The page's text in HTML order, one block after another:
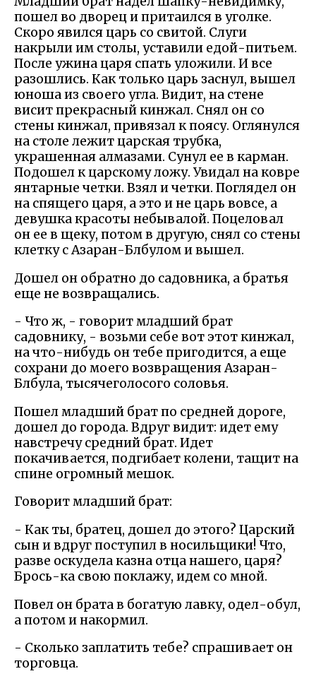
пошел во дворец и притаился в уголке.
Скоро явился царь со свитой. Слуги
накрыли им столы, уставили едой-питьем.
После ужина царя спать уложили. И все
разошлись. Как только царь заснул, вышел
юноша из своего угла. Видит, на стене
висит прекрасный кинжал. Снял он со
стены кинжал, привязал к поясу. Оглянулся
на столе лежит царская трубка,
украшенная алмазами. Сунул ее в карман.
Подошел к царскому ложу. Увидал на ковре
янтарные четки. Взял и четки. Поглядел он
на спящего царя, а это и не царь вовсе, а
девушка красоты небывалой. Поцеловал
он ее в щеку, потом в другую, снял со стены
клетку с Азаран-Блбулом и вышел.
Дошел он обратно до садовника, а братья
еще не возвращались.
- Что ж, - говорит младший брат
садовнику, - возьми себе вот этот кинжал,
на что-нибудь он тебе пригодится, а еще
сохрани до моего возвращения Азаран-
Блбула, тысячеголосого соловья.
Пошел младший брат по средней дороге,
дошел до города. Вдруг видит: идет ему
навстречу средний брат. Идет
покачивается, подгибает колени, тащит на
спине огромный мешок.
Говорит младший брат:
- Как ты, братец, дошел до этого? Царский
сын и вдруг поступил в носильщики! Что,
разве оскудела казна отца нашего, царя?
Брось-ка свою поклажу, идем со мной.
Повел он брата в богатую лавку, одел-обул,
а потом и накормил.
- Сколько заплатить тебе? спрашивает он
торговца.